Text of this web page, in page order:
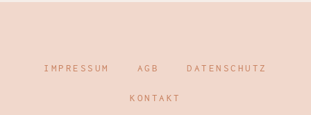
IMPRESSUM AGB DATENSCHUTZ
KONTAKT